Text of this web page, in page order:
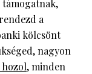
a
kölcsönt
nagyon
hozol, minden